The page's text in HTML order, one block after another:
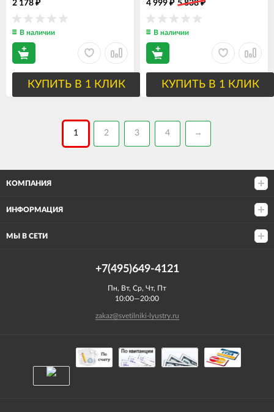
2 178 ₽
В наличии
КУПИТЬ В 1 КЛИК
4 999 ₽ 5 838₽
В наличии
КУПИТЬ В 1 КЛИК
1 2 3 4 →
КОМПАНИЯ
ИНФОРМАЦИЯ
МЫ В СЕТИ
+7(495)649-4121
Пн, Вт, Ср, Чт, Пт
10:00—20:00
zakaz@svetilniki-lyustry.ru